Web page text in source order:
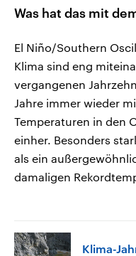
Was hat das mit
El Niño/Southern
Klima sind eng
vergangenen
Jahre immer wieder
Temperaturen in den
einher. Besonders
als ein
damaligen
Klima-